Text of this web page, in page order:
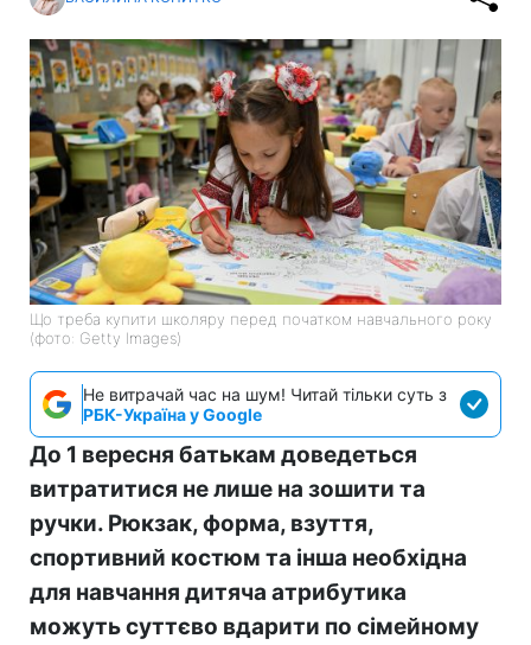
Що треба купити школяру перед початком навчального року
(фото: Getty Images)
Не витрачай час на шум! Читай тільки суть з
РБК-Україна у Google
До 1 вересня батькам доведеться
витратитися не лише на зошити та
ручки. Рюкзак, форма, взуття,
спортивний костюм та інша необхідна
для навчання дитяча атрибутика
можуть суттєво вдарити по сімейному